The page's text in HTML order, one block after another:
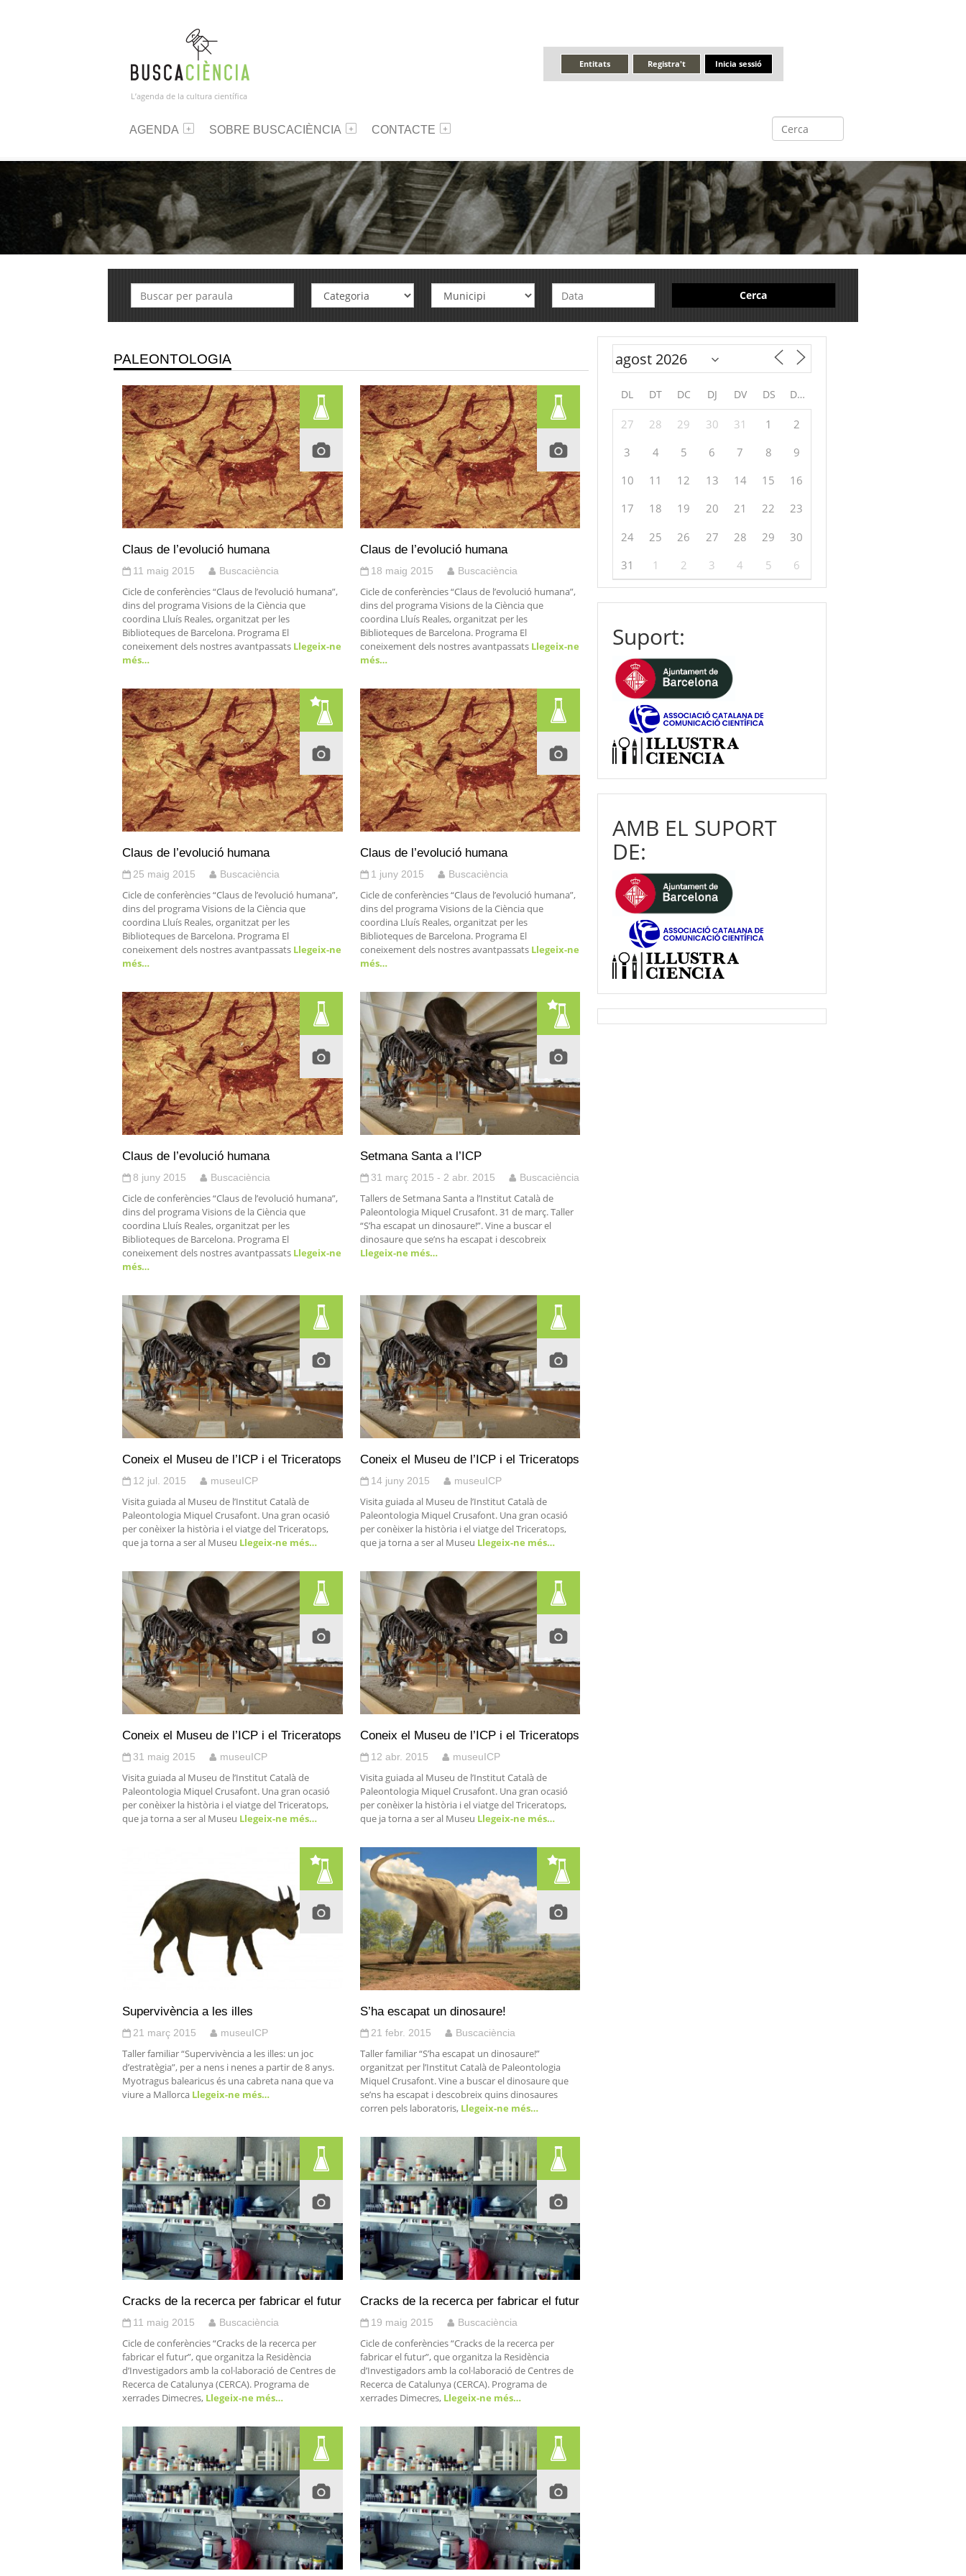
L’agenda de la cultura científica
Inicia sessió
Registra't
Entitats
AGENDA SOBRE BUSCACIÈNCIA CONTACTE
Cerca
PALEONTOLOGIA
Claus de l’evolució humana
11 maig 2015 Buscaciència
Cicle de conferències “Claus de l’evolució humana”,
dins del programa Visions de la Ciència que
coordina Lluís Reales, organitzat per les
Biblioteques de Barcelona. Programa El
coneixement dels nostres avantpassats Llegeix-ne
més…
Claus de l’evolució humana
18 maig 2015 Buscaciència
Cicle de conferències “Claus de l’evolució humana”,
dins del programa Visions de la Ciència que
coordina Lluís Reales, organitzat per les
Biblioteques de Barcelona. Programa El
coneixement dels nostres avantpassatsLlegeix-ne
més…
Claus de l’evolució humana
25 maig 2015 Buscaciència
Cicle de conferències “Claus de l’evolució humana”,
dins del programa Visions de la Ciència que
coordina Lluís Reales, organitzat per les
Biblioteques de Barcelona. Programa El
coneixement dels nostres avantpassats Llegeix-ne
més…
Claus de l’evolució humana
1 juny 2015 Buscaciència
Cicle de conferències “Claus de l’evolució humana”,
dins del programa Visions de la Ciència que
coordina Lluís Reales, organitzat per les
Biblioteques de Barcelona. Programa El
coneixement dels nostres avantpassatsLlegeix-ne
més…
Claus de l’evolució humana
8 juny 2015 Buscaciència
Cicle de conferències “Claus de l’evolució humana”,
dins del programa Visions de la Ciència que
coordina Lluís Reales, organitzat per les
Biblioteques de Barcelona. Programa El
coneixement dels nostres avantpassats Llegeix-ne
més…
Setmana Santa a l’ICP
31 març 2015 - 2 abr. 2015 Buscaciència
Tallers de Setmana Santa a l’Institut Català de
Paleontologia Miquel Crusafont. 31 de març. Taller
“S’ha escapat un dinosaure!”. Vine a buscar el
dinosaure que se’ns ha escapat i descobreix
Llegeix-ne més…
Coneix el Museu de l’ICP i el Triceratops
12 jul. 2015 museuICP
Visita guiada al Museu de l’Institut Català de
Paleontologia Miquel Crusafont. Una gran ocasió
per conèixer la història i el viatge del Triceratops,
que ja torna a ser al Museu Llegeix-ne més…
Coneix el Museu de l’ICP i el Triceratops
14 juny 2015 museuICP
Visita guiada al Museu de l’Institut Català de
Paleontologia Miquel Crusafont. Una gran ocasió
per conèixer la història i el viatge del Triceratops,
que ja torna a ser al Museu Llegeix-ne més…
Coneix el Museu de l’ICP i el Triceratops
31 maig 2015 museuICP
Visita guiada al Museu de l’Institut Català de
Paleontologia Miquel Crusafont. Una gran ocasió
per conèixer la història i el viatge del Triceratops,
que ja torna a ser al Museu Llegeix-ne més…
Coneix el Museu de l’ICP i el Triceratops
12 abr. 2015 museuICP
Visita guiada al Museu de l’Institut Català de
Paleontologia Miquel Crusafont. Una gran ocasió
per conèixer la història i el viatge del Triceratops,
que ja torna a ser al Museu Llegeix-ne més…
Supervivència a les illes
21 març 2015 museuICP
Taller familiar “Supervivència a les illes: un joc
d’estratègia”, per a nens i nenes a partir de 8 anys.
Myotragus balearicus és una cabreta nana que va
viure a Mallorca Llegeix-ne més…
S’ha escapat un dinosaure!
21 febr. 2015 Buscaciència
Taller familiar “S’ha escapat un dinosaure!”
organitzat per l’Institut Català de Paleontologia
Miquel Crusafont. Vine a buscar el dinosaure que
se’ns ha escapat i descobreix quins dinosaures
corren pels laboratoris,Llegeix-ne més…
Cracks de la recerca per fabricar el futur
11 maig 2015 Buscaciència
Cicle de conferències “Cracks de la recerca per
fabricar el futur”, que organitza la Residència
d’Investigadors amb la col·laboració de Centres de
Recerca de Catalunya (CERCA). Programa de
xerrades Dimecres, Llegeix-ne més…
Cracks de la recerca per fabricar el futur
19 maig 2015 Buscaciència
Cicle de conferències “Cracks de la recerca per
fabricar el futur”, que organitza la Residència
d’Investigadors amb la col·laboració de Centres de
Recerca de Catalunya (CERCA). Programa de
xerrades Dimecres,Llegeix-ne més…
DL DT DC DJ DV DS DG
27 28 29 30 31 1
2
3
4 5 6 7 8
9
10
11 12 13 14 15
16
17
18 19 20 21 22
23
24
25 26 27 28 29
30
31
1 2 3 4 5 6
Suport:
AMB EL SUPORT
DE: